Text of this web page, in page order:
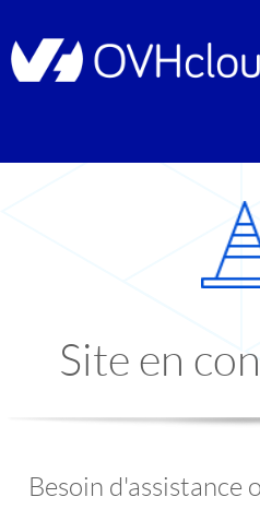
Site en
Besoin d'assistance